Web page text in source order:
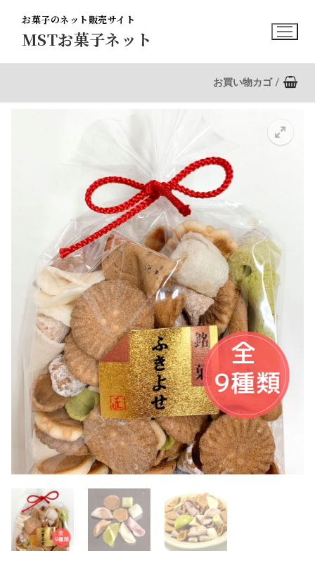
MSTお菓子ネット
お菓子のネット販売サイト
お買い物カゴ /